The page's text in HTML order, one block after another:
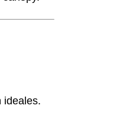
ideales.